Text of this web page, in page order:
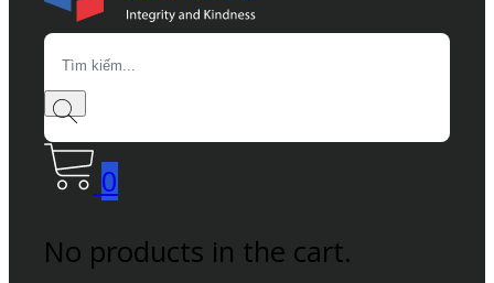
Search
0
No products in the cart.